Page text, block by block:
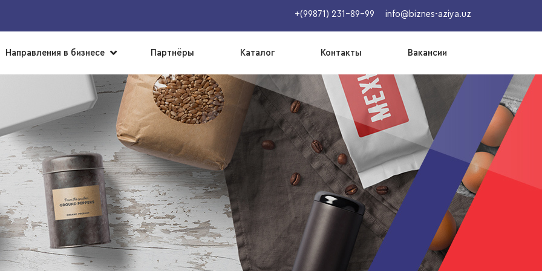
+(99871) 231-89-99 info@biznes-aziya.uz
Направления в бизнесе ▼ Партнёры Каталог Контакты Вакансии